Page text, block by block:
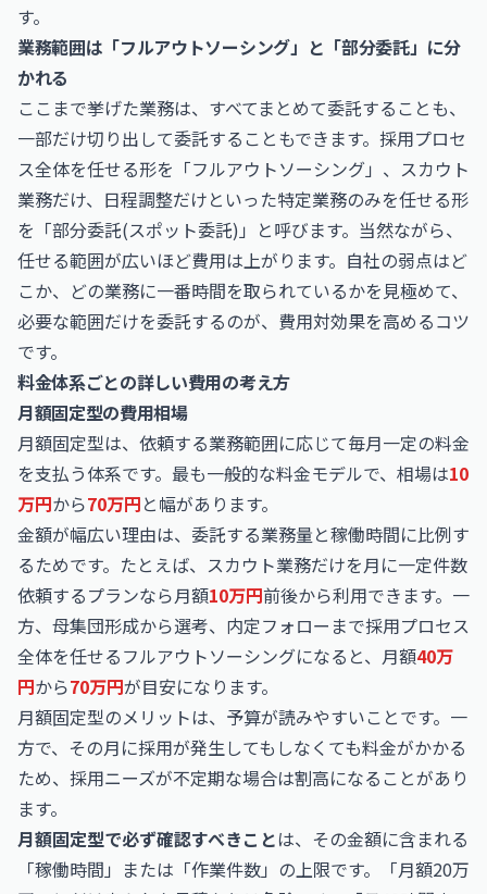
す。
業務範囲は「フルアウトソーシング」と「部分委託」に分
かれる
ここまで挙げた業務は、すべてまとめて委託することも、
一部だけ切り出して委託することもできます。採用プロセ
ス全体を任せる形を「フルアウトソーシング」、スカウト
業務だけ、日程調整だけといった特定業務のみを任せる形
を「部分委託(スポット委託)」と呼びます。当然ながら、
任せる範囲が広いほど費用は上がります。自社の弱点はど
こか、どの業務に一番時間を取られているかを見極めて、
必要な範囲だけを委託するのが、費用対効果を高めるコツ
です。
料金体系ごとの詳しい費用の考え方
月額固定型の費用相場
月額固定型は、依頼する業務範囲に応じて毎月一定の料金
を支払う体系です。最も一般的な料金モデルで、相場は10
万円から70万円と幅があります。
金額が幅広い理由は、委託する業務量と稼働時間に比例す
るためです。たとえば、スカウト業務だけを月に一定件数
依頼するプランなら月額10万円前後から利用できます。一
方、母集団形成から選考、内定フォローまで採用プロセス
全体を任せるフルアウトソーシングになると、月額40万
円から70万円が目安になります。
月額固定型のメリットは、予算が読みやすいことです。一
方で、その月に採用が発生してもしなくても料金がかかる
ため、採用ニーズが不定期な場合は割高になることがあり
ます。
月額固定型で必ず確認すべきことは、その金額に含まれる
「稼働時間」または「作業件数」の上限です。「月額20万